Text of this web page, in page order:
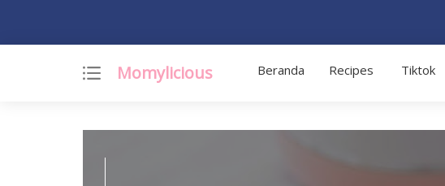
Momylicious Beranda Recipes Tiktok